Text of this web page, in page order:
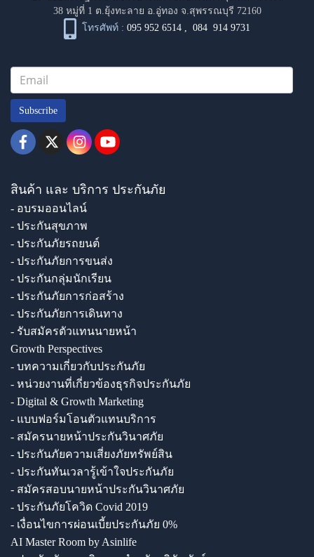
38 หมู่ที่ 1 ต.ยุ้งทะลาย อ.อู่ทอง จ.สุพรรณบุรี 72160
โทรศัพท์ : 095 952 6514 ,084 914 9731
Subscribe
สินค้า และ บริการ ประกันภัย
- อบรมออนไลน์
- ประกันสุขภาพ
- ประกันภัยรถยนต์
- ประกันภัยการขนส่ง
- ประกันกลุ่มนักเรียน
- ประกันภัยการก่อสร้าง
- ประกันภัยการเดินทาง
- รับสมัครตัวแทนนายหน้า
Growth Perspectives
- บทความเกี่ยวกับประกันภัย
- หน่วยงานที่เกี่ยวข้องธุรกิจประกันภัย
- Digital & Growth Marketing
- แบบฟอร์มโอนตัวแทนบริการ
- สมัครนายหน้าประกันวินาศภัย
- ประกันภัยความเสี่ยงภัยทรัพย์สิน
- ประกันทันเวลารู้เข้าใจประกันภัย
- สมัครสอบนายหน้าประกันวินาศภัย
- ประกันภัยโควิด Covid 2019
- เงื่อนไขการผ่อนเบี้ยประกันภัย 0%
AI Master Room by Asinlife